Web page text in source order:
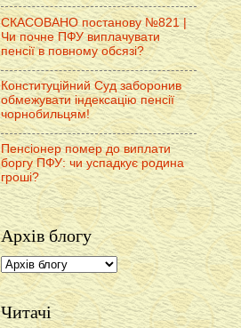
СКАСОВАНО постанову №821 |
Чи почне ПФУ виплачувати
пенсії в повному обсязі?
Конституційний Суд заборонив
обмежувати індексацію пенсії
чорнобильцям!
Пенсіонер помер до виплати
боргу ПФУ: чи успадкує родина
гроші?
Архів блогу
Читачі